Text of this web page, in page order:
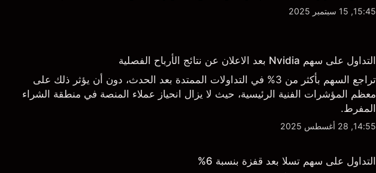
15:45, 15 سبتمبر 2025
التداول على سهم Nvidia بعد الاعلان عن نتائج الأرباح الفصلية
تراجع السهم بأكثر من 3% في التداولات الممتدة بعد الحدث، دون أن يؤثر ذلك على
معظم المؤشرات الفنية الرئيسية، حيث لا يزال انحياز عملاء المنصة في منطقة الشراء
المفرط.
14:55, 28 أغسطس 2025
التداول على سهم تسلا بعد قفزة بنسبة 6%